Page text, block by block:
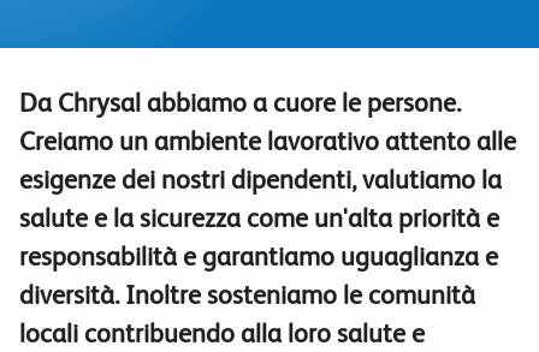
Da Chrysal abbiamo a cuore le persone.
Creiamo un ambiente lavorativo attento alle
esigenze dei nostri dipendenti, valutiamo la
salute e la sicurezza come un'alta priorità e
responsabilità e garantiamo uguaglianza e
diversità. Inoltre sosteniamo le comunità
locali contribuendo alla loro salute e